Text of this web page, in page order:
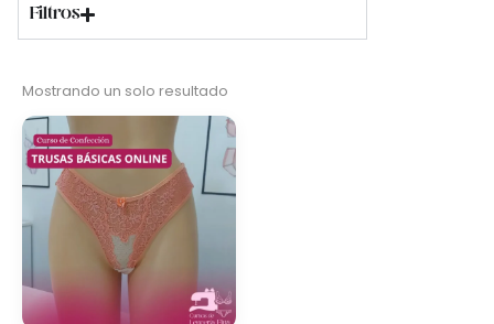
Filtros
Mostrando un solo resultado